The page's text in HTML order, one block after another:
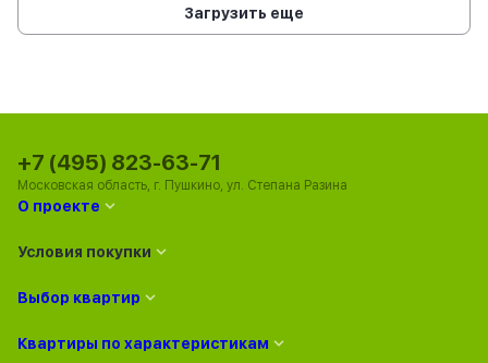
Загрузить еще
О проекте
Условия покупки
Выбор квартир
Квартиры по характеристикам
+7 (495) 823-63-71
Московская область, г. Пушкино, ул. Степана Разина